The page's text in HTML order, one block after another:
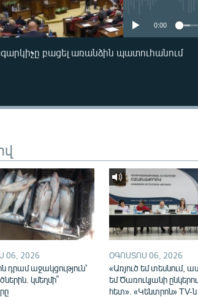
0:00
բացել առանձին պատուհանում
06, 2026
դրամ աջակցություն՝
կմեղմի՞
ՕԳՈՍՏՈՍ 06, 2026
«Առյուծ եմ տեսնում,
եմ Ծառուկյանի
հետ». «Կենտրոն» TV-ն